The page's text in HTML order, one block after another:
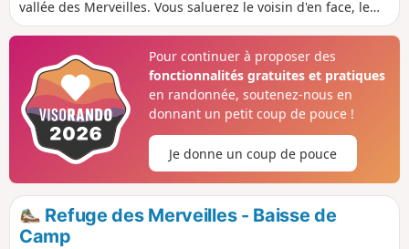
vallée des Merveilles. Vous saluerez le voisin d'en face, le
Grand Capelet. Vous savourerez le panorama 360° de
la première partie de la descente vers la Baisse de
Valmasque (cotation T3). À partir de la Baisse de Valmasque,
la retour s'effectue sur le chemin classique qui longe les
Lacs du Basto, Noir, Vert.
Pour continuer à proposer des
fonctionnalités gratuites et pratiques
en randonnée, soutenez-nous en
donnant un petit coup de pouce !
Je donne un coup de pouce
Refuge des Merveilles - Baisse de
Camp